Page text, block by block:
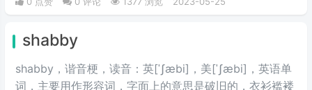
shabby
shabby，谐音梗，读音：英[ˈʃæbi]，美[ˈʃæbi]，英语单
词，主要用作形容词，字面上的意思是破旧的，衣衫褴褛